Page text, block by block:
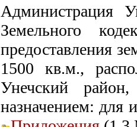
Администрация
Земельного
предоставления
1500 кв.м.,
Унечский
назначением: для